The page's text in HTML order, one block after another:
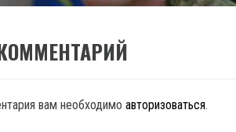
вам необходимо авторизоваться.